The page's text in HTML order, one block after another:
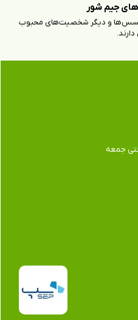
و دیگر شخصیت‌های محبوب
جیم شور
جمعه